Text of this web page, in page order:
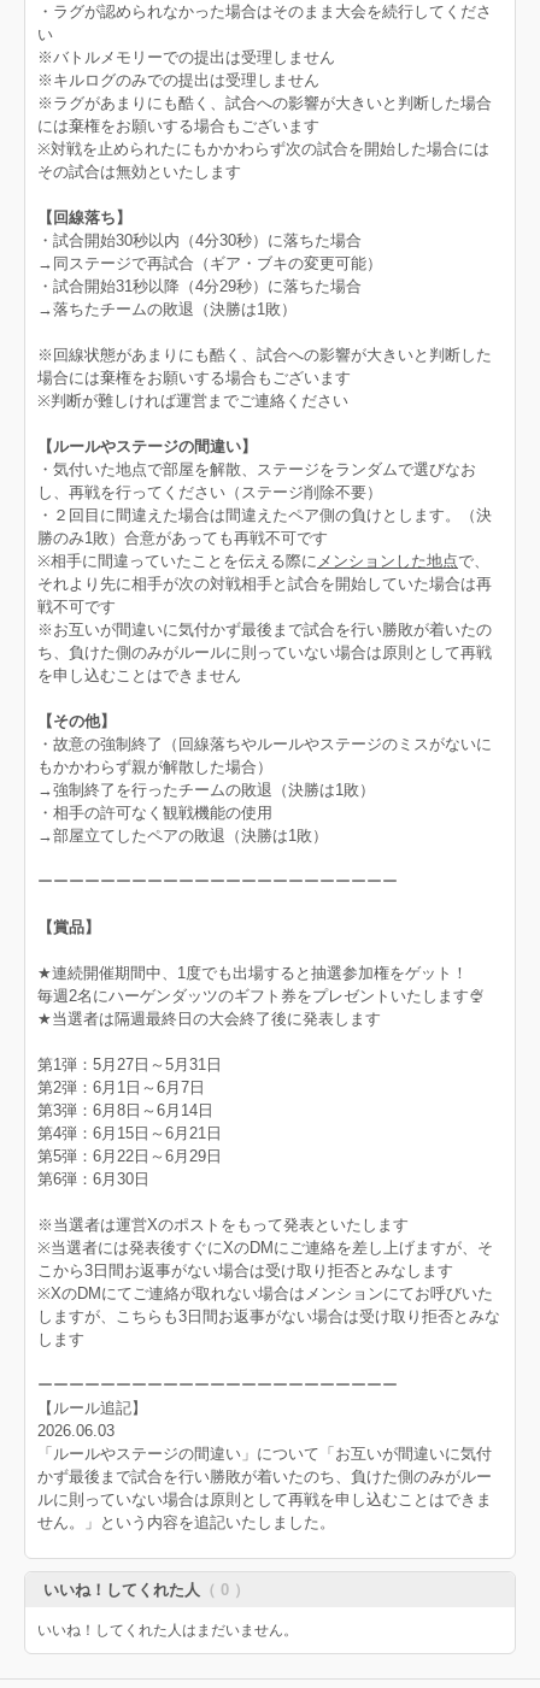
・ラグが認められなかった場合はそのまま大会を続行してくださ
い
※バトルメモリーでの提出は受理しません
※キルログのみでの提出は受理しません
※ラグがあまりにも酷く、試合への影響が大きいと判断した場合
には棄権をお願いする場合もございます
※対戦を止められたにもかかわらず次の試合を開始した場合には
その試合は無効といたします
【回線落ち】
・試合開始30秒以内（4分30秒）に落ちた場合
→同ステージで再試合（ギア・ブキの変更可能）
・試合開始31秒以降（4分29秒）に落ちた場合
→落ちたチームの敗退（決勝は1敗）
※回線状態があまりにも酷く、試合への影響が大きいと判断した
場合には棄権をお願いする場合もございます
※判断が難しければ運営までご連絡ください
【ルールやステージの間違い】
・気付いた地点で部屋を解散、ステージをランダムで選びなお
し、再戦を行ってください（ステージ削除不要）
・２回目に間違えた場合は間違えたペア側の負けとします。（決
勝のみ1敗）合意があっても再戦不可です
※相手に間違っていたことを伝える際に メンションした地点で、
それより先に相手が次の対戦相手と試合を開始していた場合は再
戦不可です
※お互いが間違いに気付かず最後まで試合を行い勝敗が着いたの
ち、負けた側のみがルールに則っていない場合は原則として再戦
を申し込むことはできません
【その他】
・故意の強制終了（回線落ちやルールやステージのミスがないに
もかかわらず親が解散した場合）
→強制終了を行ったチームの敗退（決勝は1敗）
・相手の許可なく観戦機能の使用
→部屋立てしたペアの敗退（決勝は1敗）
ーーーーーーーーーーーーーーーーーーーーーーー
【賞品】
★連続開催期間中、1度でも出場すると抽選参加権をゲット！
毎週2名にハーゲンダッツのギフト券をプレゼントいたします🍨
★当選者は隔週最終日の大会終了後に発表します
第1弾：5月27日～5月31日
第2弾：6月1日～6月7日
第3弾：6月8日～6月14日
第4弾：6月15日～6月21日
第5弾：6月22日～6月29日
第6弾：6月30日
※当選者は運営Xのポストをもって発表といたします
※当選者には発表後すぐにXのDMにご連絡を差し上げますが、そ
こから3日間お返事がない場合は受け取り拒否とみなします
※XのDMにてご連絡が取れない場合はメンションにてお呼びいた
しますが、こちらも3日間お返事がない場合は受け取り拒否とみな
します
ーーーーーーーーーーーーーーーーーーーーーーー
【ルール追記】
2026.06.03
「ルールやステージの間違い」について「お互いが間違いに気付
かず最後まで試合を行い勝敗が着いたのち、負けた側のみがルー
ルに則っていない場合は原則として再戦を申し込むことはできま
せん。」という内容を追記いたしました。
いいね！してくれた人 （ 0 ）
いいね！してくれた人はまだいません。